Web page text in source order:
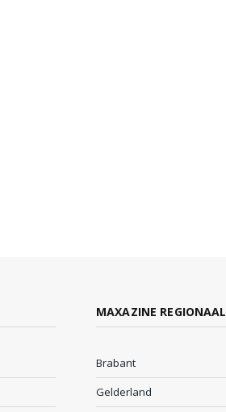
MAXAZINE REGIONAAL
Brabant
Gelderland